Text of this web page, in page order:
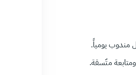
مندوب يومياً.
متّسقة.